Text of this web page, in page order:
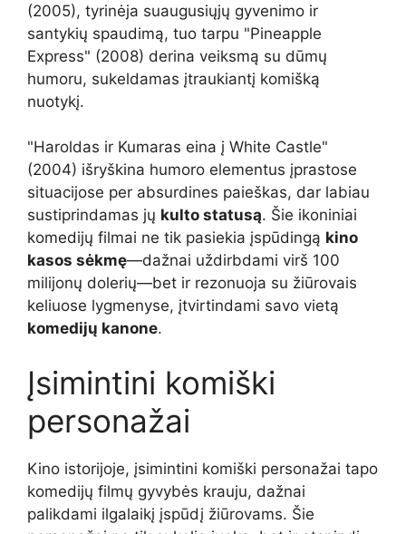
(2005), tyrinėja suaugusiųjų gyvenimo ir
santykių spaudimą, tuo tarpu "Pineapple
Express" (2008) derina veiksmą su dūmų
humoru, sukeldamas įtraukiantį komišką
nuotykį.
"Haroldas ir Kumaras eina į White Castle"
(2004) išryškina humoro elementus įprastose
situacijose per absurdines paieškas, dar labiau
sustiprindamas jų kulto statusą. Šie ikoniniai
komedijų filmai ne tik pasiekia įspūdingą kino
kasos sėkmę—dažnai uždirbdami virš 100
milijonų dolerių—bet ir rezonuoja su žiūrovais
keliuose lygmenyse, įtvirtindami savo vietą
komedijų kanone.
Įsimintini komiški
personažai
Kino istorijoje, įsimintini komiški personažai tapo
komedijų filmų gyvybės krauju, dažnai
palikdami ilgalaikį įspūdį žiūrovams. Šie